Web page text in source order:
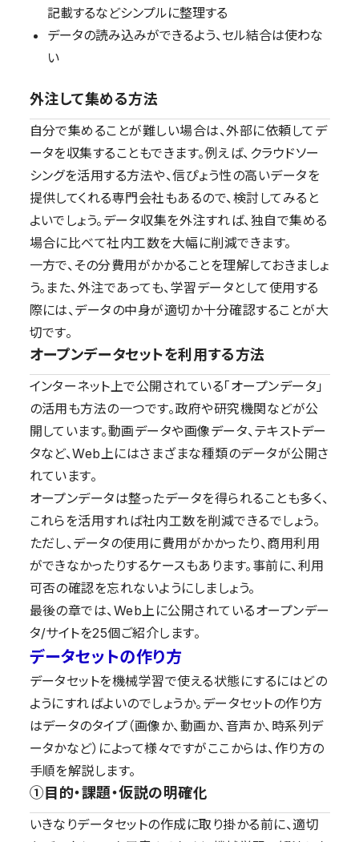
記載するなどシンプルに整理する
データの読み込みができるよう、セル結合は使わな
い
外注して集める方法
自分で集めることが難しい場合は、外部に依頼してデ
ータを収集することもできます。例えば、クラウドソー
シングを活用する方法や、信ぴょう性の高いデータを
提供してくれる専門会社もあるので、検討してみると
よいでしょう。データ収集を外注すれば、独自で集める
場合に比べて社内工数を大幅に削減できます。
一方で、その分費用がかかることを理解しておきましょ
う。また、外注であっても、学習データとして使用する
際には、データの中身が適切か十分確認することが大
切です。
オープンデータセットを利用する方法
インターネット上で公開されている「オープンデータ」
の活用も方法の一つです。政府や研究機関などが公
開しています。動画データや画像データ、テキストデー
タなど、Web上にはさまざまな種類のデータが公開さ
れています。
オープンデータは整ったデータを得られることも多く、
これらを活用すれば社内工数を削減できるでしょう。
ただし、データの使用に費用がかかったり、商用利用
ができなかったりするケースもあります。事前に、利用
可否の確認を忘れないようにしましょう。
最後の章では、Web上に公開されているオープンデー
タ/サイトを25個ご紹介します。
データセットの作り方
データセットを機械学習で使える状態にするにはどの
ようにすればよいのでしょうか。データセットの作り方
はデータのタイプ（画像か、動画か、音声か、時系列デ
ータかなど）によって様々ですがここからは、作り方の
手順を解説します。
①目的・課題・仮説の明確化
いきなりデータセットの作成に取り掛かる前に、適切